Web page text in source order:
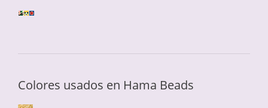
Colores usados en Hama Beads